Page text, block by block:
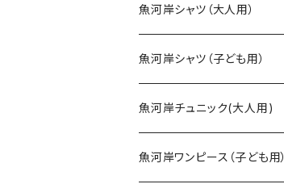
魚河岸シャツ（大人用）
SSサイズ
Sサイズ
Mサイズ
魚河岸シャツ（子ども用）
90cm
100cm
魚河岸チュニック(大人用)
魚河岸ワンピース（子ども用）